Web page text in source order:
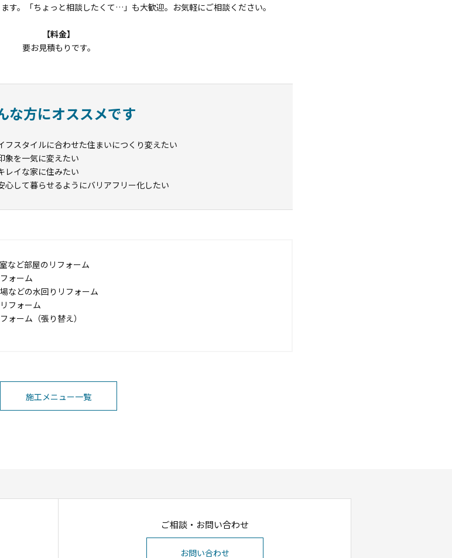
す。「ちょっと相談したくて…」も大歓迎。お気軽にご相談ください。
【料金】
要お見積もりです。
な方にオススメです
フスタイルに合わせた住まいにつくり変えたい
象を一気に変えたい
レイな家に住みたい
心して暮らせるようにバリアフリー化したい
など部屋のリフォーム
ォーム
などの水回りリフォーム
フォーム
ォーム（張り替え）
施工メニュー一覧
ご相談・お問い合わせ
お問い合わせ